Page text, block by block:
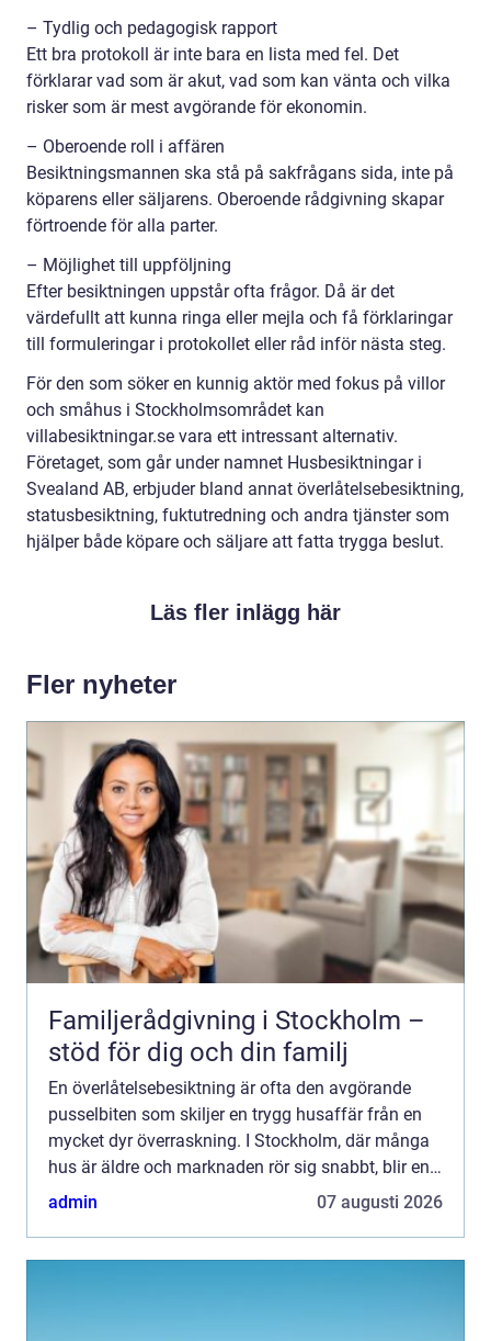
– Tydlig och pedagogisk rapport
Ett bra protokoll är inte bara en lista med fel. Det
förklarar vad som är akut, vad som kan vänta och vilka
risker som är mest avgörande för ekonomin.
– Oberoende roll i affären
Besiktningsmannen ska stå på sakfrågans sida, inte på
köparens eller säljarens. Oberoende rådgivning skapar
förtroende för alla parter.
– Möjlighet till uppföljning
Efter besiktningen uppstår ofta frågor. Då är det
värdefullt att kunna ringa eller mejla och få förklaringar
till formuleringar i protokollet eller råd inför nästa steg.
För den som söker en kunnig aktör med fokus på villor
och småhus i Stockholmsområdet kan
villabesiktningar.se vara ett intressant alternativ.
Företaget, som går under namnet Husbesiktningar i
Svealand AB, erbjuder bland annat överlåtelsebesiktning,
statusbesiktning, fuktutredning och andra tjänster som
hjälper både köpare och säljare att fatta trygga beslut.
Läs fler inlägg här
Fler nyheter
Familjerådgivning i Stockholm –
stöd för dig och din familj
En överlåtelsebesiktning är ofta den avgörande
pusselbiten som skiljer en trygg husaffär från en
mycket dyr överraskning. I Stockholm, där många
hus är äldre och marknaden rör sig snabbt, blir en
genomtänkt besiktning extra viktig. Med rätt
admin 07 augusti 2026